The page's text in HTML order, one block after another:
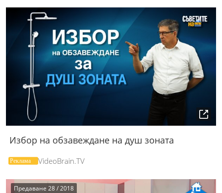
Избор на обзавеждане на душ зоната
VideoBrain.TV
Предаване 28 / 2018